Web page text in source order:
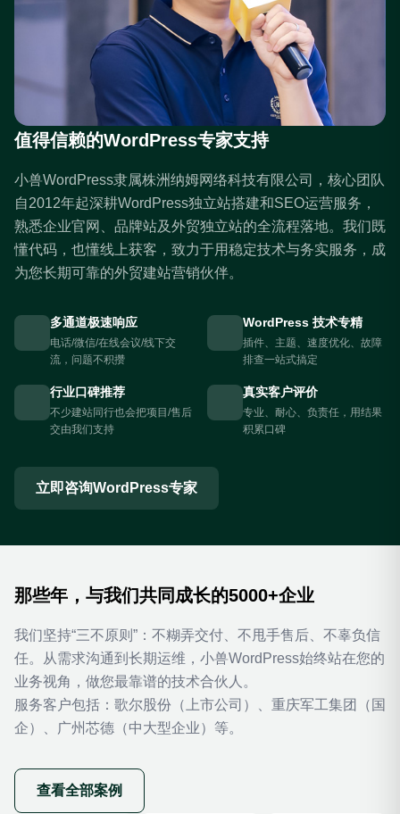
值得信赖的WordPress专家支持
小兽WordPress隶属株洲纳姆网络科技有限公司，核心团队
自2012年起深耕WordPress独立站搭建和SEO运营服务，
熟悉企业官网、品牌站及外贸独立站的全流程落地。我们既
懂代码，也懂线上获客，致力于用稳定技术与务实服务，成
为您长期可靠的外贸建站营销伙伴。
多通道极速响应
电话/微信/在线会议/线下交
流，问题不积攒
WordPress 技术专精
插件、主题、速度优化、故障
排查一站式搞定
行业口碑推荐
不少建站同行也会把项目/售后
交由我们支持
真实客户评价
专业、耐心、负责任，用结果
积累口碑
立即咨询WordPress专家
那些年，与我们共同成长的5000+企业
我们坚持“三不原则”：不糊弄交付、不甩手售后、不辜负信
任。从需求沟通到长期运维，小兽WordPress始终站在您的
业务视角，做您最靠谱的技术合伙人。
服务客户包括：歌尔股份（上市公司）、重庆军工集团（国
企）、广州芯德（中大型企业）等。
查看全部案例